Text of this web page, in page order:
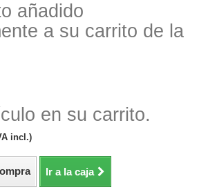
añadido
a su carrito de la
en su carrito.
incl.)
Ir a la caja